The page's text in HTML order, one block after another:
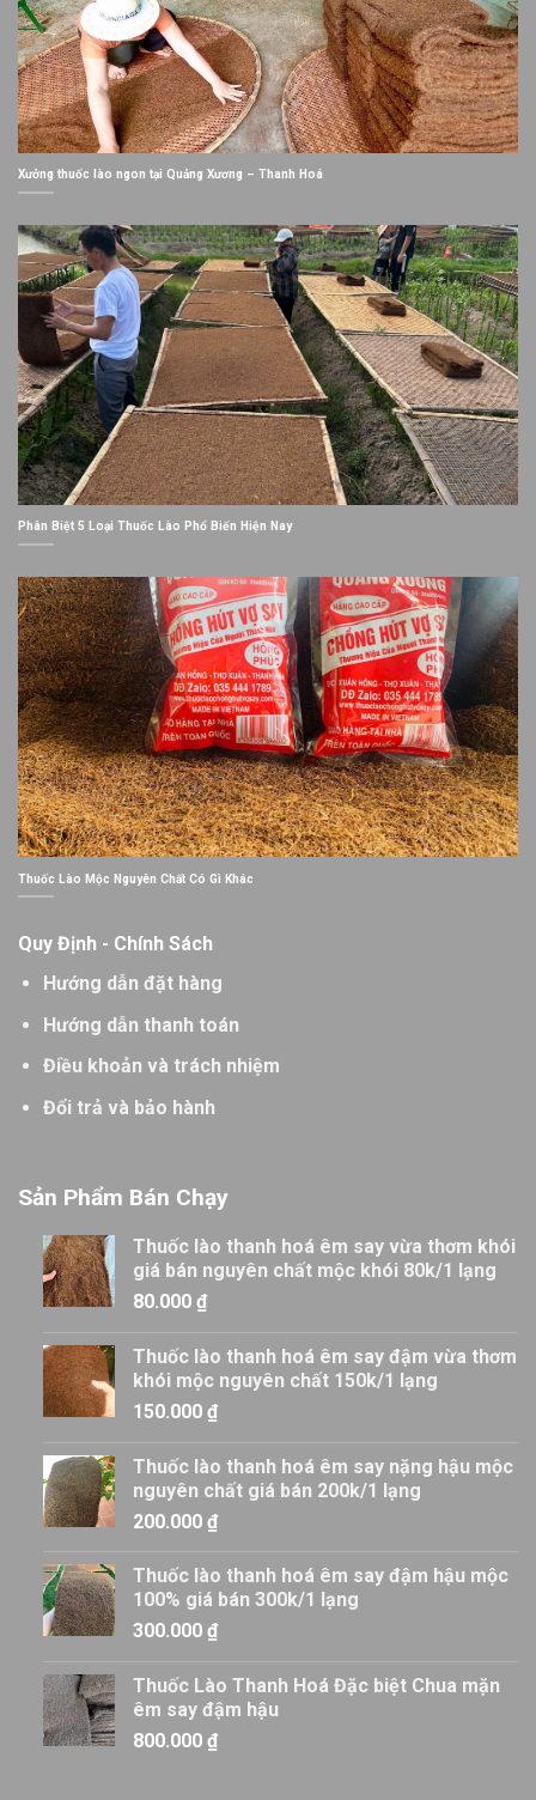
Sản Phẩm Bán Chạy
Thuốc lào thanh hoá êm say vừa thơm khói
giá bán nguyên chất mộc khói 80k/1 lạng
80.000 ₫
Thuốc lào thanh hoá êm say đậm vừa thơm
khói mộc nguyên chất 150k/1 lạng
150.000 ₫
Thuốc lào thanh hoá êm say nặng hậu mộc
nguyên chất giá bán 200k/1 lạng
200.000 ₫
Thuốc lào thanh hoá êm say đậm hậu mộc
100% giá bán 300k/1 lạng
300.000 ₫
Thuốc Lào Thanh Hoá Đặc biệt Chua mặn
êm say đậm hậu
800.000 ₫
Xưởng thuốc lào ngon tại Quảng Xương – Thanh Hoá
Phân Biệt 5 Loại Thuốc Lào Phổ Biến Hiện Nay
Thuốc Lào Mộc Nguyên Chất Có Gì Khác
Quy Định - Chính Sách
Hướng dẫn đặt hàng
Hướng dẫn thanh toán
Điều khoản và trách nhiệm
Đổi trả và bảo hành